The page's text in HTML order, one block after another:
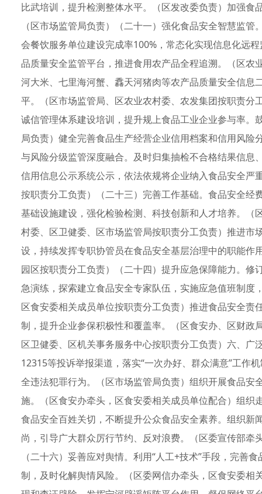
比武培训，提升检测整体水平。（区发改委负责）加强
（区市场监管局负责）（二十一）强化食品安全智慧监
会餐饮服务单位建设完成率100%，常态化实现信息化远
品质量安全监管平台，推进食用农产品全程追溯。（区
河大米、七里海河蟹、馫天河猪肉等农产品质量安全信
平。（区市场监管局、区农业农村委、农发集团按职责
诚信管理体系建设培训，提升规上食品工业企业参与率
局负责）健全完善食品生产经营企业信用档案和信用风
与风险分级监管深度融合。及时归集抽检不合格结果信息
信用信息公示系统公示，依法依规将企业纳入食品安全
按职责分工负责）（二十三）完善工作基础。食品安全
基础设施建设，强化检验检测、科技创新和人才培养。
村委、区卫健委、区市场监管局按职责分工负责）推进
设，持续发挥专职协管员在食品安全基层治理中的职能
园区按职责分工负责）（二十四）提升应急保障能力。
急演练，探索建立食品安全专家队伍，实施应急值班制
区食安委相关成员单位按职责分工负责）推进食品安全
制，提升企业参保积极性和覆盖率。（区食安办、区财
区卫健委、区机关事务服务中心按职责分工负责）六、
12315等投诉举报渠道，落实“一次办好、群众满意”工作
全违法犯罪行为。（区市场监管局负责）组织开展食品
施。（区食安办牵头，区食安委相关成员单位配合）组
食品安全百姓关切，不断提升公众食品安全素养。组织
尚，引导广大群众厉行节约、反对浪费。（区委宣传部
（二十六）妥善应对舆情。利用“人工+技术”手段，完善
制，及时化解舆情风险。（区委网信办牵头，区食安委